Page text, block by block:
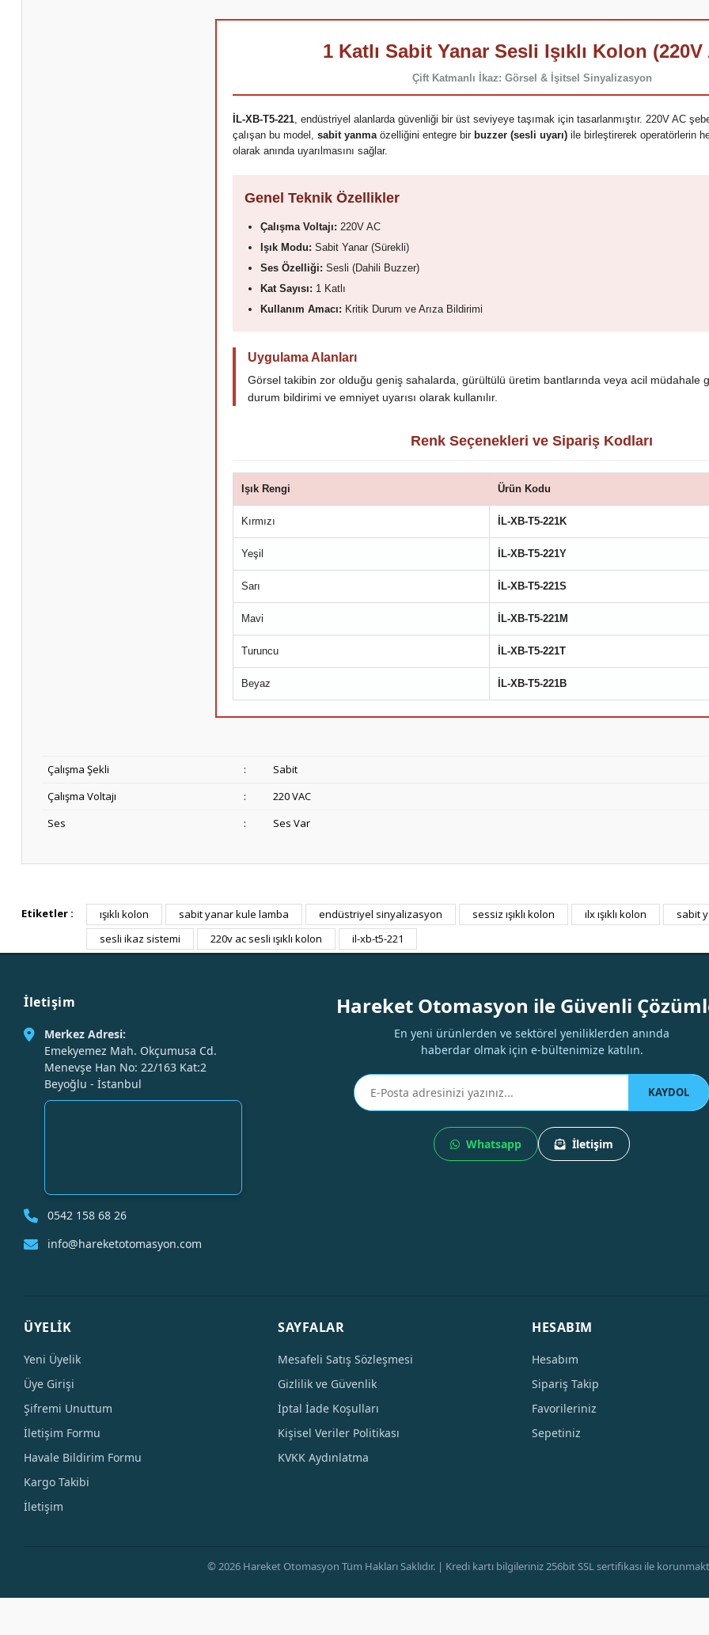
1 Katlı Sabit Yanar Sesli Işıklı Kolon (220V
Çift Katmanlı İkaz: Görsel & İşitsel Sinyalizasyon
İL-XB-T5-221, endüstriyel alanlarda güvenliği bir üst seviyeye taşımak için tasarlanmıştır. 220V AC
çalışan bu model, sabit yanmaözelliğini entegre bir buzzer (sesli uyarı) ile birleştirerek operatörlerin
olarak anında uyarılmasını sağlar.
Genel Teknik Özellikler
Çalışma Voltajı: 220V AC
Işık Modu: Sabit Yanar (Sürekli)
Ses Özelliği: Sesli (Dahili Buzzer)
Kat Sayısı: 1 Katlı
Kullanım Amacı: Kritik Durum ve Arıza Bildirimi
Uygulama Alanları
Görsel takibin zor olduğu geniş sahalarda, gürültülü üretim bantlarında veya acil müdahale
durum bildirimi ve emniyet uyarısı olarak kullanılır.
Renk Seçenekleri ve Sipariş Kodları
Işık Rengi Ürün Kodu
Kırmızı İL-XB-T5-221K
Yeşil İL-XB-T5-221Y
Sarı İL-XB-T5-221S
Mavi İL-XB-T5-221M
Turuncu İL-XB-T5-221T
Beyaz İL-XB-T5-221B
Çalışma Şekli :
Sabit
Çalışma Voltajı
:
220 VAC
Ses
: Ses Var
Bu ürüne ilk yorumu siz yapın!
Etiketler : ışıklı kolon sabit yanar kule lamba endüstriyel sinyalizasyon sessiz ışıklı kolon ılx ışıklı kolon sabit
sesli ikaz sistemi
220v ac sesli ışıklı kolon il-xb-t5-221
İletişim
Merkez Adresi:
Emekyemez Mah. Okçumusa Cd.
Menevşe Han No: 22/163 Kat:2
Beyoğlu - İstanbul
0542 158 68 26
info@hareketotomasyon.com
Hareket Otomasyon ile Güvenli
En yeni ürünlerden ve sektörel yeniliklerden anında
haberdar olmak için e-bültenimize katılın.
KAYDOL
Whatsapp İletişim
ÜYELİK
Yeni Üyelik
Üye Girişi
Şifremi Unuttum
İletişim Formu
Havale Bildirim Formu
Kargo Takibi
İletişim
SAYFALAR
Mesafeli Satış Sözleşmesi
Gizlilik ve Güvenlik
İptal İade Koşulları
Kişisel Veriler Politikası
KVKK Aydınlatma
HESABIM
Hesabım
Sipariş Takip
Favorileriniz
Sepetiniz
© 2026 Hareket Otomasyon Tüm Hakları Saklıdır. | Kredi kartı bilgileriniz 256bit SSL sertifikası ile